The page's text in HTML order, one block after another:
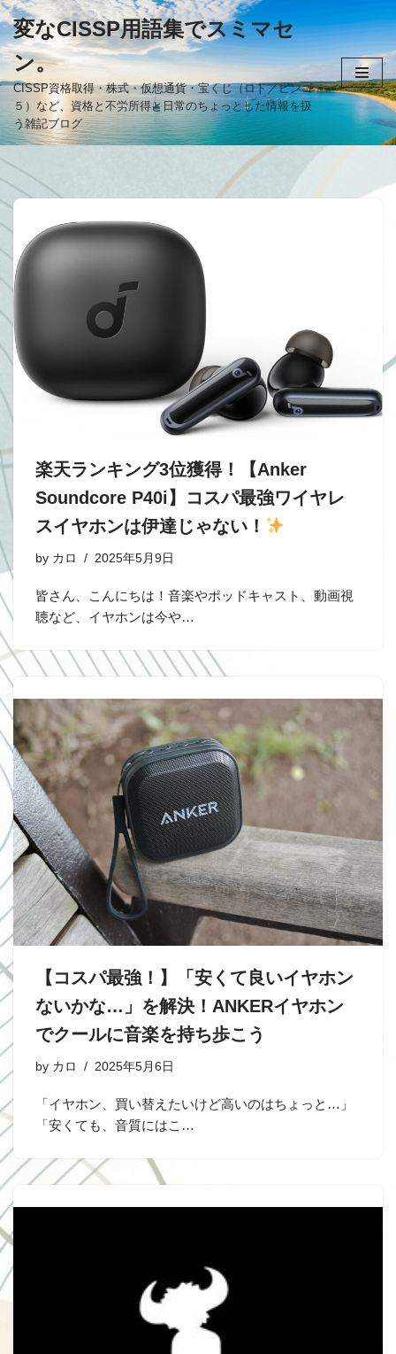
コ
ン
テ
ン
ツ
ス
キ
変なCISSP用語集でスミマセ
ン。
CISSP資格取得・株式・仮想通貨・宝くじ（ロト／ビンゴ
５）など、資格と不労所得と日常のちょっとした情報を扱
う雑記ブログ
楽天ランキング3位獲得！【Anker
Soundcore P40i】コスパ最強ワイヤレ
スイヤホンは伊達じゃない！
by カロ 2025年5月9日
皆さん、こんにちは！音楽やポッドキャスト、動画視
聴など、イヤホンは今や…
【コスパ最強！】「安くて良いイヤホン
ないかな…」を解決！ANKERイヤホン
でクールに音楽を持ち歩こう
by カロ 2025年5月6日
「イヤホン、買い替えたいけど高いのはちょっと…」
「安くても、音質にはこ…